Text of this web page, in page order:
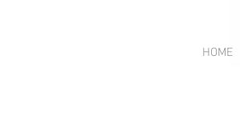
HOME